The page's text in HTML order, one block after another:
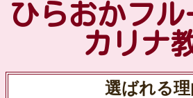
ひらおかフ
カリナ
選ばれる理